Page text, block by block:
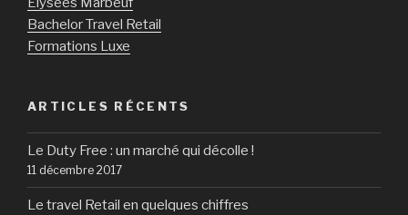
Bachelor Travel Retail
Formations Luxe
ARTICLES RÉCENTS
Le Duty Free : un marché qui décolle !
11 décembre 2017
Le travel Retail en quelques chiffres